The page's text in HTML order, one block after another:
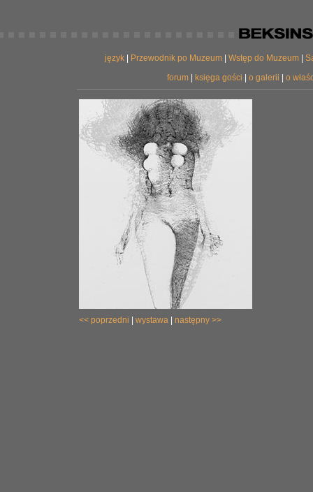
język| Przewodnik po Muzeum| Wstęp do Muzeum|
forum
księga gości o galerii o
<< poprzedni wystawa następny >>